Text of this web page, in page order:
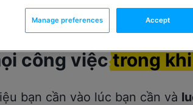
công việctrong
bạn cần vào lúc bạn cần và
Manage preferences Accept